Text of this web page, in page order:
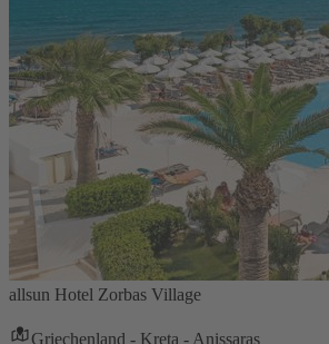
allsun Hotel Zorbas Village
Griechenland - Kreta - Anissaras